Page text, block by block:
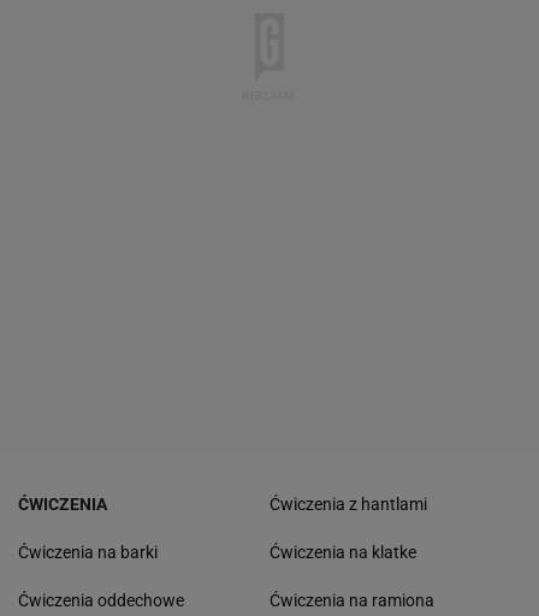
ĆWICZENIA
Ćwiczenia na barki
Ćwiczenia oddechowe
Ćwiczenia z hantlami
Ćwiczenia na klatke
Ćwiczenia na ramiona